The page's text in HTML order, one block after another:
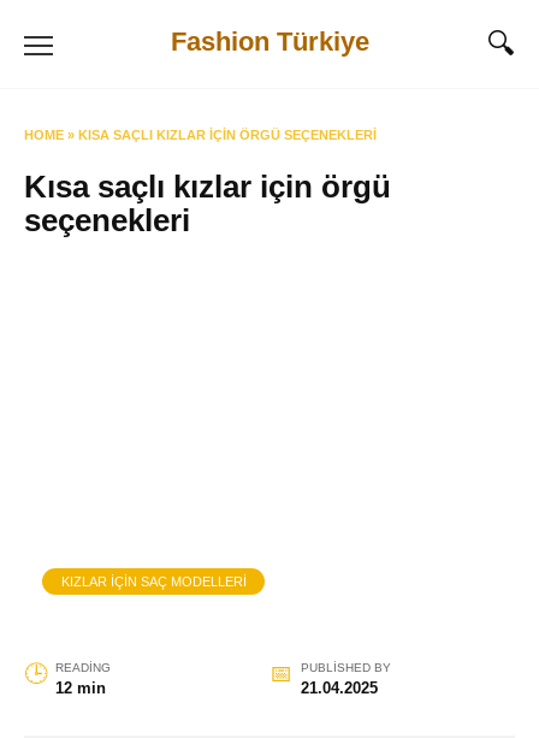
Fashion Türkiye
HOME » KISA SAÇLI KIZLAR IÇIN ÖRGÜ SEÇENEKLERI
Kısa saçlı kızlar için örgü
seçenekleri
KIZLAR IÇIN SAÇ MODELLERI
READING
12 min
PUBLISHED BY
21.04.2025